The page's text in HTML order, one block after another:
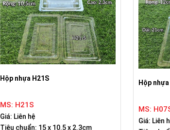
Hộp nhựa H21S
MS: H21S
Giá: Liên hệ
Tiêu chuẩn: 15 x 10.5 x 2.3cm
Hộp
MS:
Giá: Liên